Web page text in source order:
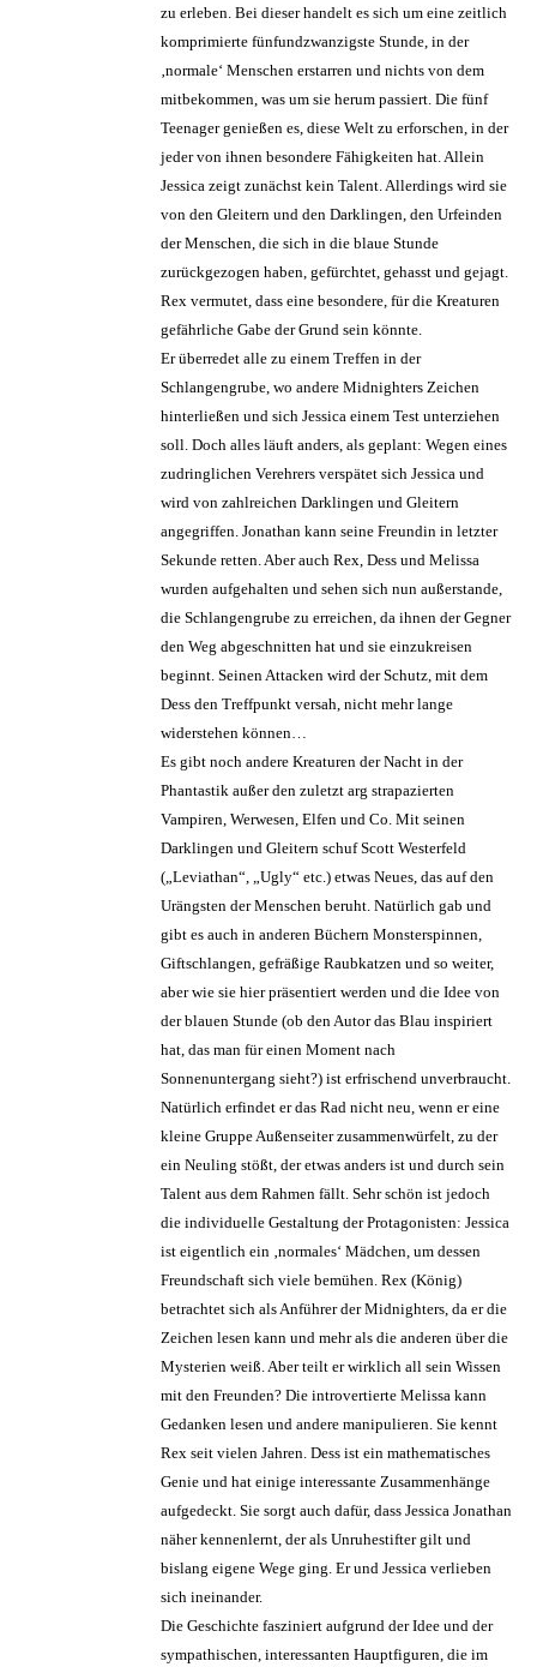
zu erleben. Bei dieser handelt es sich um eine zeitlich
komprimierte fünfundzwanzigste Stunde, in der
‚normale‘ Menschen erstarren und nichts von dem
mitbekommen, was um sie herum passiert. Die fünf
Teenager genießen es, diese Welt zu erforschen, in der
jeder von ihnen besondere Fähigkeiten hat. Allein
Jessica zeigt zunächst kein Talent. Allerdings wird sie
von den Gleitern und den Darklingen, den Urfeinden
der Menschen, die sich in die blaue Stunde
zurückgezogen haben, gefürchtet, gehasst und gejagt.
Rex vermutet, dass eine besondere, für die Kreaturen
gefährliche Gabe der Grund sein könnte.
Er überredet alle zu einem Treffen in der
Schlangengrube, wo andere Midnighters Zeichen
hinterließen und sich Jessica einem Test unterziehen
soll. Doch alles läuft anders, als geplant: Wegen eines
zudringlichen Verehrers verspätet sich Jessica und
wird von zahlreichen Darklingen und Gleitern
angegriffen. Jonathan kann seine Freundin in letzter
Sekunde retten. Aber auch Rex, Dess und Melissa
wurden aufgehalten und sehen sich nun außerstande,
die Schlangengrube zu erreichen, da ihnen der Gegner
den Weg abgeschnitten hat und sie einzukreisen
beginnt. Seinen Attacken wird der Schutz, mit dem
Dess den Treffpunkt versah, nicht mehr lange
widerstehen können…
Es gibt noch andere Kreaturen der Nacht in der
Phantastik außer den zuletzt arg strapazierten
Vampiren, Werwesen, Elfen und Co. Mit seinen
Darklingen und Gleitern schuf Scott Westerfeld
(„Leviathan“, „Ugly“ etc.) etwas Neues, das auf den
Urängsten der Menschen beruht. Natürlich gab und
gibt es auch in anderen Büchern Monsterspinnen,
Giftschlangen, gefräßige Raubkatzen und so weiter,
aber wie sie hier präsentiert werden und die Idee von
der blauen Stunde (ob den Autor das Blau inspiriert
hat, das man für einen Moment nach
Sonnenuntergang sieht?) ist erfrischend unverbraucht.
Natürlich erfindet er das Rad nicht neu, wenn er eine
kleine Gruppe Außenseiter zusammenwürfelt, zu der
ein Neuling stößt, der etwas anders ist und durch sein
Talent aus dem Rahmen fällt. Sehr schön ist jedoch
die individuelle Gestaltung der Protagonisten: Jessica
ist eigentlich ein ‚normales‘ Mädchen, um dessen
Freundschaft sich viele bemühen. Rex (König)
betrachtet sich als Anführer der Midnighters, da er die
Zeichen lesen kann und mehr als die anderen über die
Mysterien weiß. Aber teilt er wirklich all sein Wissen
mit den Freunden? Die introvertierte Melissa kann
Gedanken lesen und andere manipulieren. Sie kennt
Rex seit vielen Jahren. Dess ist ein mathematisches
Genie und hat einige interessante Zusammenhänge
aufgedeckt. Sie sorgt auch dafür, dass Jessica Jonathan
näher kennenlernt, der als Unruhestifter gilt und
bislang eigene Wege ging. Er und Jessica verlieben
sich ineinander.
Die Geschichte fasziniert aufgrund der Idee und der
sympathischen, interessanten Hauptfiguren, die im